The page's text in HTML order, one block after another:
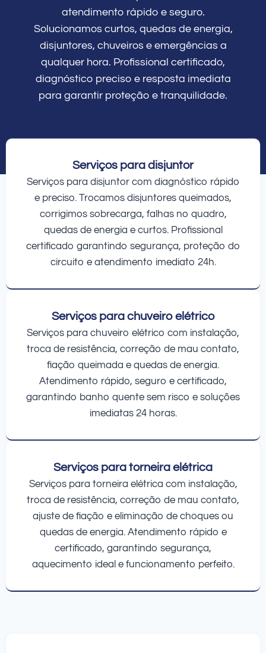
atendimento rápido e seguro.
Solucionamos curtos, quedas de energia,
disjuntores, chuveiros e emergências a
qualquer hora. Profissional certificado,
diagnóstico preciso e resposta imediata
para garantir proteção e tranquilidade.
Serviços para disjuntor
Serviços para disjuntor com diagnóstico rápido
e preciso. Trocamos disjuntores queimados,
corrigimos sobrecarga, falhas no quadro,
quedas de energia e curtos. Profissional
certificado garantindo segurança, proteção do
circuito e atendimento imediato 24h.
Serviços para chuveiro elétrico
Serviços para chuveiro elétrico com instalação,
troca de resistência, correção de mau contato,
fiação queimada e quedas de energia.
Atendimento rápido, seguro e certificado,
garantindo banho quente sem risco e soluções
imediatas 24 horas.
Serviços para torneira elétrica
Serviços para torneira elétrica com instalação,
troca de resistência, correção de mau contato,
ajuste de fiação e eliminação de choques ou
quedas de energia. Atendimento rápido e
certificado, garantindo segurança,
aquecimento ideal e funcionamento perfeito.